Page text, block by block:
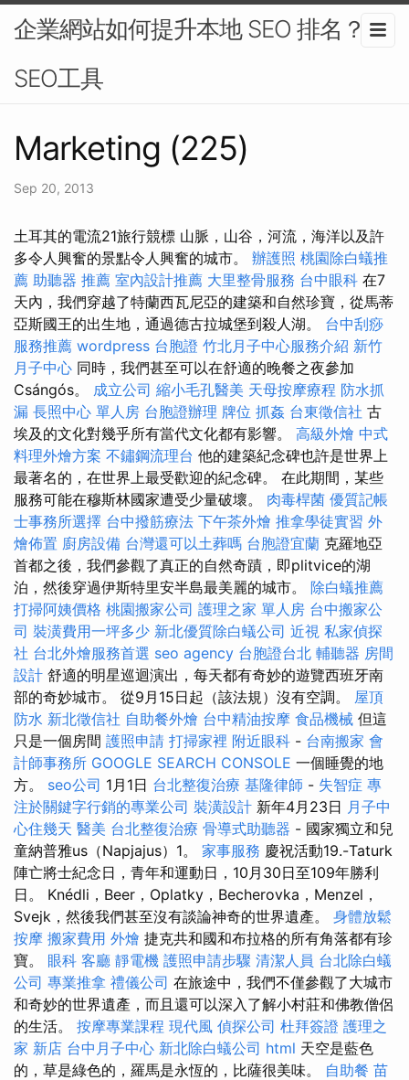
企業網站如何提升本地 SEO 排名？-
SEO工具
Marketing (225)
Sep 20, 2013
土耳其的電流21旅行競標 山脈，山谷，河流，海洋以及許
多令人興奮的景點令人興奮的城市。 辦護照 桃園除白蟻推
薦 助聽器 推薦 室內設計推薦 大里整骨服務 台中眼科 在7
天內，我們穿越了特蘭西瓦尼亞的建築和自然珍寶，從馬蒂
亞斯國王的出生地，通過德古拉城堡到殺人湖。 台中刮痧
服務推薦 wordpress 台胞證 竹北月子中心服務介紹 新竹
月子中心 同時，我們甚至可以在舒適的晚餐之夜參加
Csángós。 成立公司 縮小毛孔醫美 天母按摩療程 防水抓
漏 長照中心 單人房 台胞證辦理 牌位 抓姦 台東徵信社 古
埃及的文化對幾乎所有當代文化都有影響。 高級外燴 中式
料理外燴方案 不鏽鋼流理台 他的建築紀念碑也許是世界上
最著名的，在世界上最受歡迎的紀念碑。 在此期間，某些
服務可能在穆斯林國家遭受少量破壞。 肉毒桿菌 優質記帳
士事務所選擇 台中撥筋療法 下午茶外燴 推拿學徒實習 外
燴佈置 廚房設備 台灣還可以土葬嗎 台胞證宜蘭 克羅地亞
首都之後，我們參觀了真正的自然奇蹟，即plitvice的湖
泊，然後穿過伊斯特里安半島最美麗的城市。 除白蟻推薦
打掃阿姨價格 桃園搬家公司 護理之家 單人房 台中搬家公
司 裝潢費用一坪多少 新北優質除白蟻公司 近視 私家偵探
社 台北外燴服務首選 seo agency 台胞證台北 輔聽器 房間
設計 舒適的明星巡迴演出，每天都有奇妙的遊覽西班牙南
部的奇妙城市。 從9月15日起（該法規）沒有空調。 屋頂
防水 新北徵信社 自助餐外燴 台中精油按摩 食品機械 但這
只是一個房間 護照申請 打掃家裡 附近眼科 - 台南搬家 會
計師事務所 GOOGLE SEARCH CONSOLE 一個睡覺的地
方。 seo公司 1月1日 台北整復治療 基隆律師 - 失智症 專
注於關鍵字行銷的專業公司 裝潢設計 新年4月23日 月子中
心住幾天 醫美 台北整復治療 骨導式助聽器 - 國家獨立和兒
童納普雅us（Napjajus）1。 家事服務 慶祝活動19.-Taturk
陣亡將士紀念日，青年和運動日，10月30日至109年勝利
日。 Knédli，Beer，Oplatky，Becherovka，Menzel，
Svejk，然後我們甚至沒有談論神奇的世界遺產。 身體放鬆
按摩 搬家費用 外燴 捷克共和國和布拉格的所有角落都有珍
寶。 眼科 客廳 靜電機 護照申請步驟 清潔人員 台北除白蟻
公司 專業推拿 禮儀公司 在旅途中，我們不僅參觀了大城市
和奇妙的世界遺產，而且還可以深入了解小村莊和佛教僧侶
的生活。 按摩專業課程 現代風 偵探公司 杜拜簽證 護理之
家 新店 台中月子中心 新北除白蟻公司 html 天空是藍色
的，草是綠色的，羅馬是永恆的，比薩很美味。 自助餐 苗